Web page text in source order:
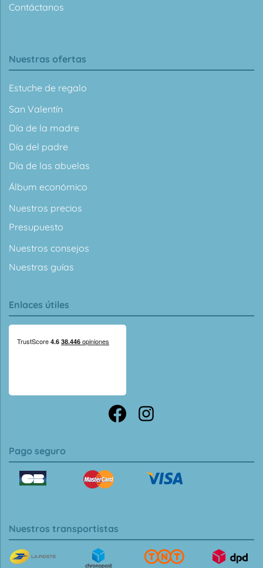
Contáctanos
Nuestras ofertas
Estuche de regalo
San Valentín
Día de la madre
Día del padre
Día de las abuelas
Álbum económico
Nuestros precios
Presupuesto
Nuestros consejos
Nuestras guías
Enlaces útiles
Pago seguro
Nuestros transportistas